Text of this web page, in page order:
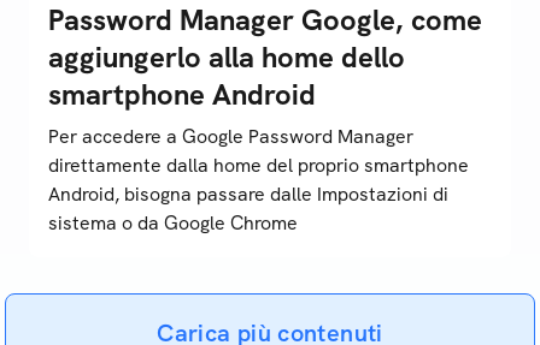
Password Manager Google, come
aggiungerlo alla home dello
smartphone Android
Per accedere a Google Password Manager
direttamente dalla home del proprio smartphone
Android, bisogna passare dalle Impostazioni di
sistema o da Google Chrome
Carica più contenuti